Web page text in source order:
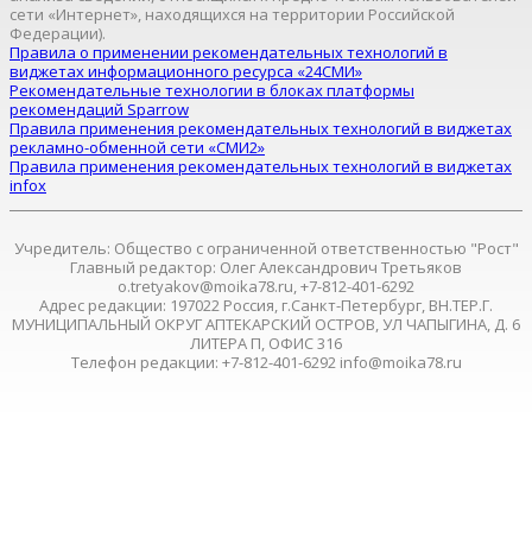
сети «Интернет», находящихся на территории Российской
Федерации).
Правила о применении рекомендательных технологий в
виджетах информационного ресурса «24СМИ»
Рекомендательные технологии в блоках платформы
рекомендаций Sparrow
Правила применения рекомендательных технологий в виджетах
рекламно-обменной сети «СМИ2»
Правила применения рекомендательных технологий в виджетах
infox
Учредитель: Общество с ограниченной ответственностью "Рост"
Главный редактор: Олег Александрович Третьяков
o.tretyakov@moika78.ru, +7-812-401-6292
Адрес редакции: 197022 Россия, г.Санкт-Петербург, ВН.ТЕР.Г.
МУНИЦИПАЛЬНЫЙ ОКРУГ АПТЕКАРСКИЙ ОСТРОВ, УЛ ЧАПЫГИНА, Д. 6
ЛИТЕРА П, ОФИС 316
Телефон редакции: +7-812-401-6292 info@moika78.ru